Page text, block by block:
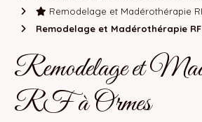
Remodelage et Madérothérapie
Remodelage et Madérothérapie
Remodelage et
RF à Ormes